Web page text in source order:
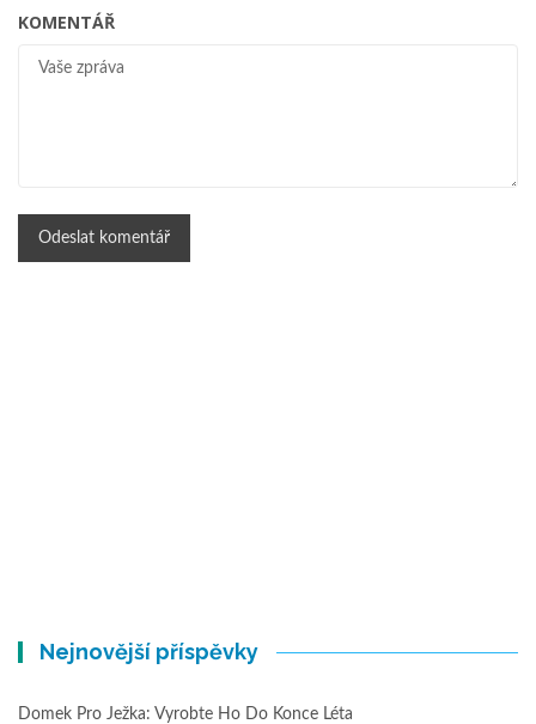
KOMENTÁŘ
Nejnovější příspěvky
Domek Pro Ježka: Vyrobte Ho Do Konce Léta